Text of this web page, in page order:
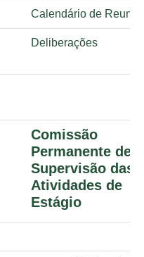
Calendário de
Deliberações
Comissão
Permanente de
Supervisão das
Atividades de
Estágio